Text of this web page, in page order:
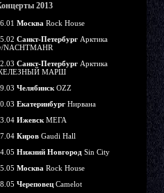
2013
Москва Rock House
Санкт-Петербург Арктика
NACHTMAHR
Санкт-Петербург Арктика
МАРШ
Челябинск OZZ
Екатеринбург Нирвана
Ижевск МЕГА
Киров Gaudi Hall
Нижний Новгород Sin City
Москва Rock House
Череповец Camelot